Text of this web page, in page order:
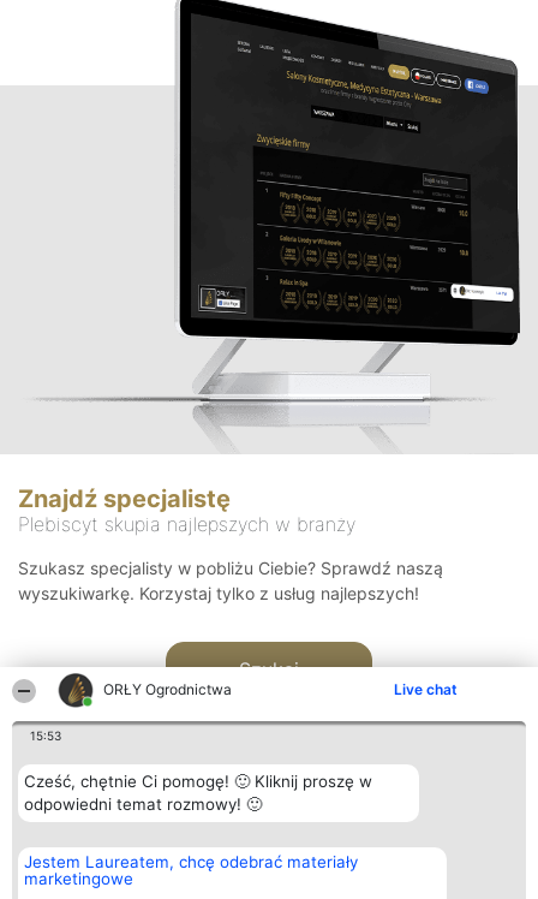
ORŁY Ogrodnictwa Live chat
15:53
Cześć, chętnie Ci pomogę! 🙂 Kliknij proszę w
odpowiedni temat rozmowy! 🙂
Jestem Laureatem, chcę odebrać materiały
marketingowe
Znajdź specjalistę
Plebiscyt skupia najlepszych w branży
Szukasz specjalisty w pobliżu Ciebie? Sprawdź naszą
wyszukiwarkę. Korzystaj tylko z usług najlepszych!
Szukaj
Organizator plebiscytu
Bright Side Solutions sp. z o.
o. sp. k.
Plebiscyt
Laureaci
Kontakt
Kontakt